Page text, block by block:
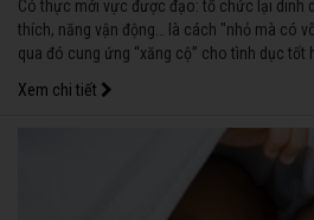
Có thực mới vực được đạo: tổ chức lại dinh
thích, năng vận động… là cách "nhỏ mà có
qua đó cung ứng “xăng cộ” cho tình dục tốt
Xem chi tiết